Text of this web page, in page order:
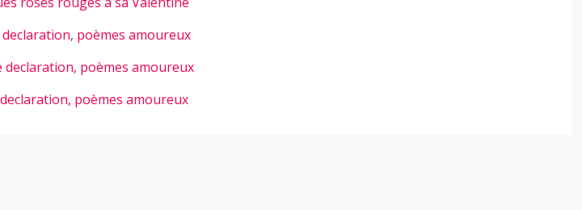
poèmes amoureux
declaration, poèmes amoureux
poèmes amoureux